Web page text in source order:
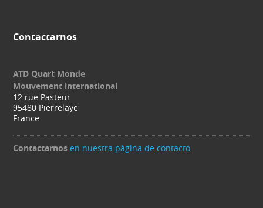
Contactarnos
ATD Quart Monde
Mouvement international
12 rue Pasteur
95480 Pierrelaye
France
Contactarnos en nuestra página de contacto